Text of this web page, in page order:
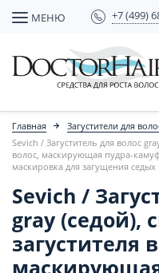
МЕНЮ +7 (499)
Главная
Загустители для
Sevich / Загуститель для волос
волос, маскирующая пудра-
маскировка для загущения
Sevich /
gray (седой),
загустителя